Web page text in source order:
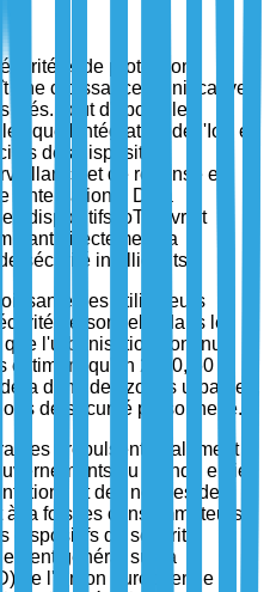
et de protection
une croissance significative,
clés. Tout d'abord, les
que l'intégration de l'IoT et
des dispositifs,
et de réponse en
l'International Data
dispositifs IoT devrait
directement la
sécurité intelligents.
des utilisateurs
personnelle dans les
l'urbanisation continue
estiment qu'en 2030, 60 %
dans des zones urbaines,
de sécurité personnelle.
propulsent également
du monde entier
et des normes de
à la fois les consommateurs
dispositifs de sécurité
général sur la
de l'Union européenne a